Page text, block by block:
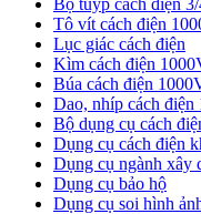
Bộ tuýp cách điện
Tô vít cách điện
Lục giác cách điện
Kìm cách điện
Búa cách điện
Dao, nhíp cách điện
Bộ dụng cụ cách
Dụng cụ cách điện
Dụng cụ ngành xây
Dụng cụ bảo hộ
Dụng cụ soi hình